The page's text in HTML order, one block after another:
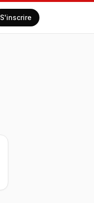
S'inscrire